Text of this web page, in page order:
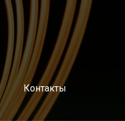
Контакты